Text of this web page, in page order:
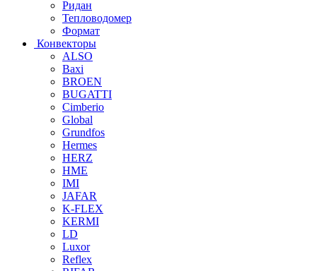
Ридан
Тепловодомер
Формат
Конвекторы
ALSO
Baxi
BROEN
BUGATTI
Cimberio
Global
Grundfos
Hermes
HERZ
HME
IMI
JAFAR
K-FLEX
KERMI
LD
Luxor
Reflex